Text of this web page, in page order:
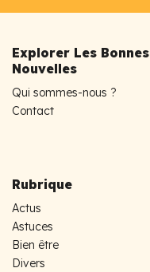
Explorer Les Bonnes
Nouvelles
Qui sommes-nous ?
Contact
Rubrique
Actus
Astuces
Bien être
Divers